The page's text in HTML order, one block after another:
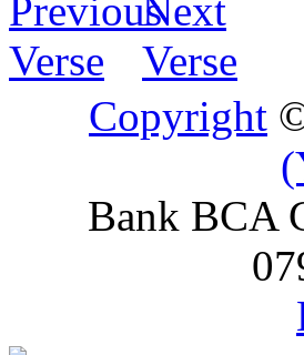
Copyright
Bank BCA